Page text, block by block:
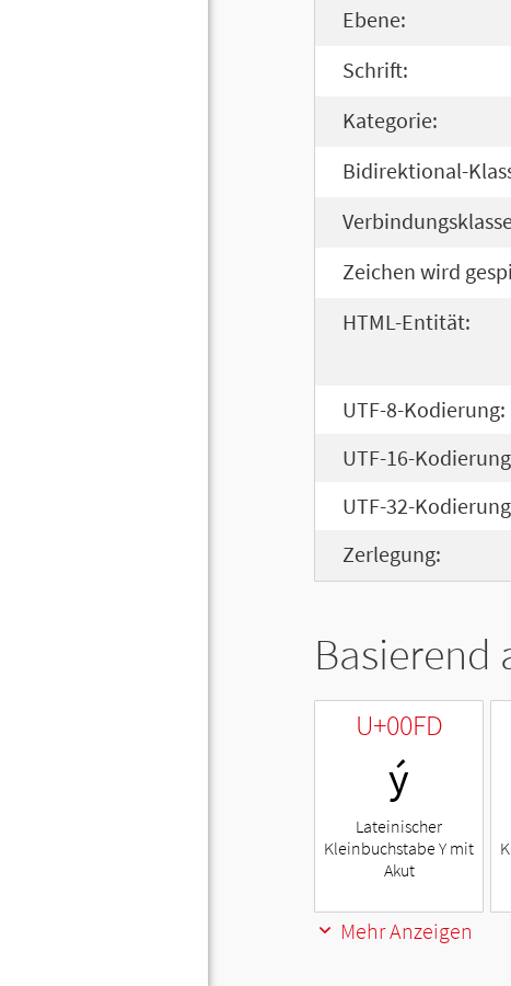
Ebene:
Schrift:
Kategorie:
Bidirektional-
Zeichen wird
HTML-Entität:
UTF-8-Kodierung:
UTF-16-
UTF-32-
Zerlegung:
Basierend
U+00FD
ý
Lateinischer
Kleinbuchstabe Y mit
Akut
Mehr Anzeigen